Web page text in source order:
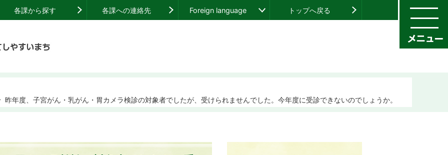
各課から探す 各課への連絡先 Foreign language トップへ戻る
昨年度、子宮がん・乳がん・胃カメラ検診の対象者でしたが、受けられませんでした。今年度に受診できないのでしょうか。